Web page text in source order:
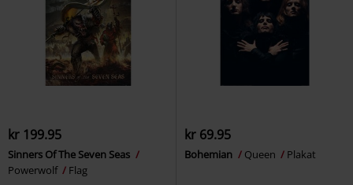
kr 199.95
Sinners Of The Seven Seas
Powerwolf
Flag
kr 69.95
Bohemian Queen Plakat